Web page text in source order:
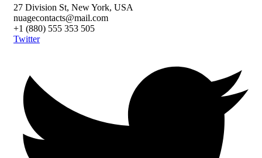
27 Division St, New York, USA
nuagecontacts@mail.com
+1 (880) 555 353 505
Twitter